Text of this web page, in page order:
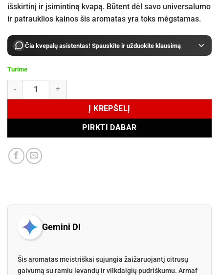
išskirtinį ir įsimintiną kvapą. Būtent dėl savo universalumo
ir patrauklios kainos šis aromatas yra toks mėgstamas.
Čia kvepalų asistentas! Spauskite ir užduokite klausimą
Turime
produkto kiekis: Armaf Aura EDP 100 ml
Į KREPŠELĮ
PIRKTI DABAR
Gemini DI
Šis aromatas meistriškai sujungia žaižaruojantį citrusų
gaivumą su ramiu levandų ir vilkdalgių pudriškumu. Armaf